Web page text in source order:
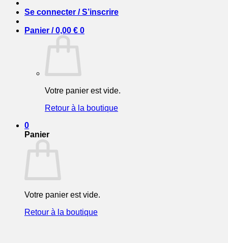
Se connecter / S’inscrire
Panier /0,00 € 0
Votre panier est vide.
Retour à la boutique
0
Panier
Votre panier est vide.
Retour à la boutique